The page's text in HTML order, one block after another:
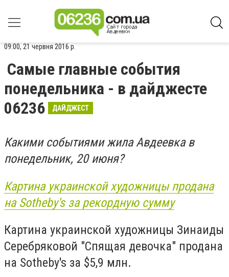
09:00, 21 червня 2016 р.
Самые главные события
понедельника - в дайджесте
06236
ДАЙДЖЕСТ
Какими событиями жила Авдеевка в
понедельник, 20 июня?
Картина украинской художницы продана
на Sotheby's за рекордную сумму
Картина украинской художницы Зинаиды
Серебряковой "Спящая девочка" продана
на Sotheby's за $5,9 млн.